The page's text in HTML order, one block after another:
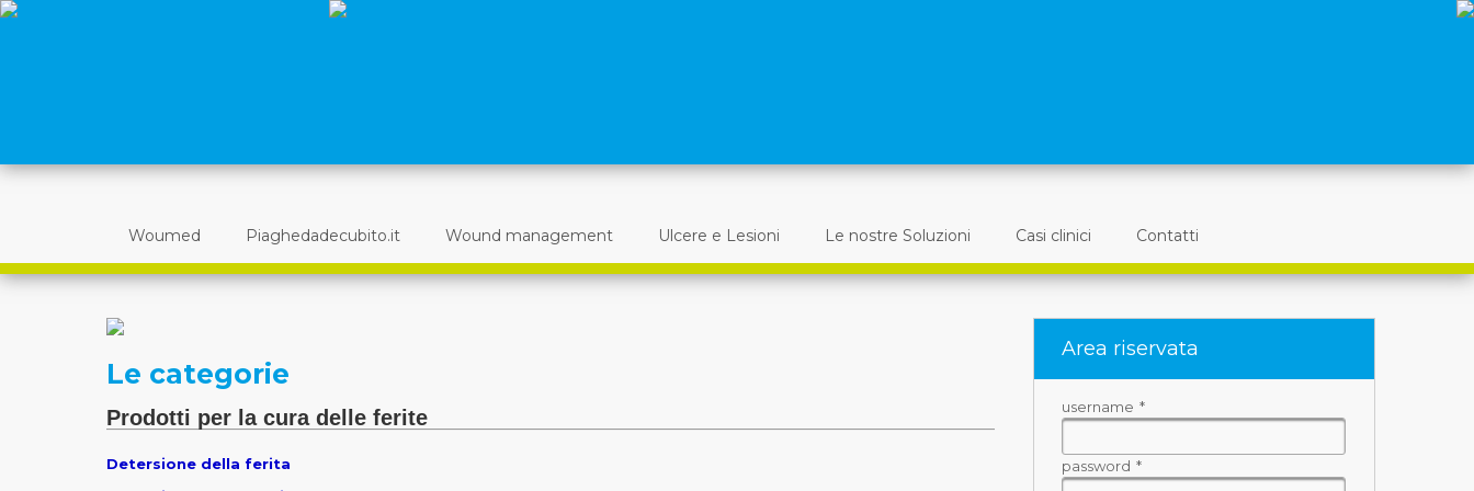
Woumed Piaghedadecubito.it Wound management Ulcere e Lesioni Le nostre Soluzioni Casi clinici Contatti
Area riservata
username *
password *
Le categorie
Prodotti per la cura delle ferite
Detersione della ferita